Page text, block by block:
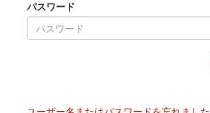
パスワード